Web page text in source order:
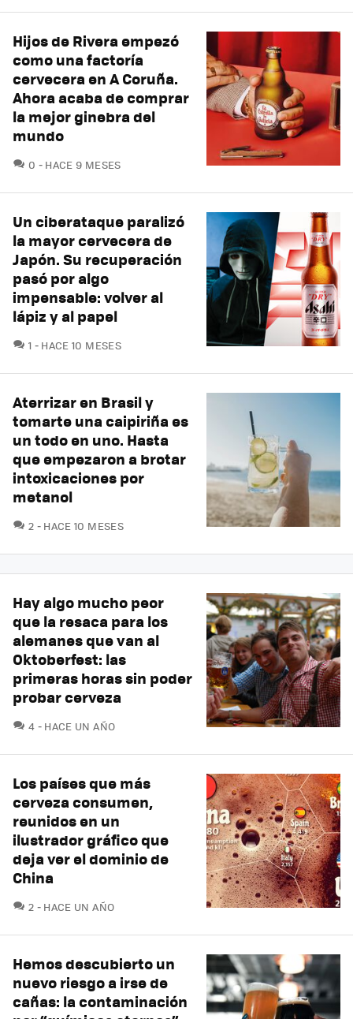
Hijos de Rivera empezó
como una factoría
cervecera en A Coruña.
Ahora acaba de comprar
la mejor ginebra del
mundo
0 COMENTARIOS
HACE 9 MESES
Un ciberataque paralizó
la mayor cervecera de
Japón. Su recuperación
pasó por algo
impensable: volver al
lápiz y al papel
1 COMENTARIOS
HACE 10 MESES
Aterrizar en Brasil y
tomarte una caipiriña es
un todo en uno. Hasta
que empezaron a brotar
intoxicaciones por
metanol
2 COMENTARIOS
HACE 10 MESES
Hay algo mucho peor
que la resaca para los
alemanes que van al
Oktoberfest: las
primeras horas sin poder
probar cerveza
4 COMENTARIOS
HACE UN AÑO
Los países que más
cerveza consumen,
reunidos en un
ilustrador gráfico que
deja ver el dominio de
China
2 COMENTARIOS
HACE UN AÑO
Hemos descubierto un
nuevo riesgo a irse de
cañas: la contaminación